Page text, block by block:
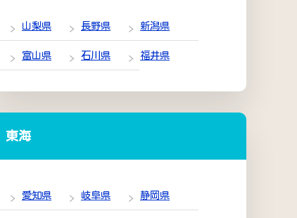
山梨県 長野県 新潟県
富山県 石川県 福井県
東海
愛知県 岐阜県 静岡県